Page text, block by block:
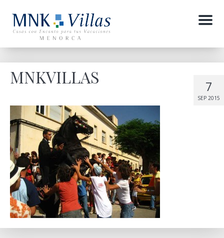
Menu
7
SEP 2015
MNKVILLAS